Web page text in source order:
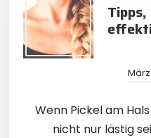
Tipps,
März
Wenn Pickel am
nicht nur lästig